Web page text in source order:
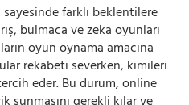
farklı beklentilere
bulmaca ve zeka oyunları
oyun oynama amacına
rekabeti severken, kimileri
eder. Bu durum, online